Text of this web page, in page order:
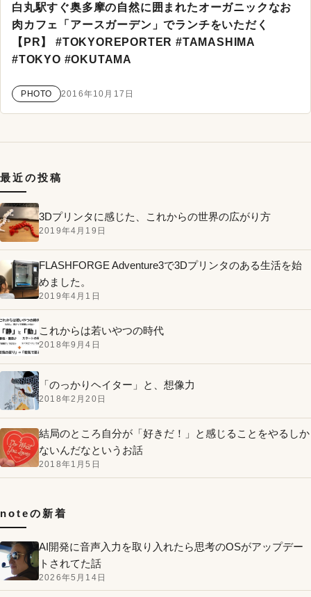
白丸駅すぐ奥多摩の自然に囲まれたオーガニックなお
肉カフェ「アースガーデン」でランチをいただく
【PR】 #TOKYOREPORTER #TAMASHIMA
#TOKYO #OKUTAMA
PHOTO 2016年10月17日
最近の投稿
3Dプリンタに感じた、これからの世界の広がり方
2019年4月19日
FLASHFORGE Adventure3で3Dプリンタのある生活を始
めました。
2019年4月1日
これからは若いやつの時代
2018年9月4日
「のっかりヘイター」と、想像力
2018年2月20日
結局のところ自分が「好きだ！」と感じることをやるしか
ないんだなというお話
2018年1月5日
noteの新着
AI開発に音声入力を取り入れたら思考のOSがアップデー
トされてた話
2026年5月14日